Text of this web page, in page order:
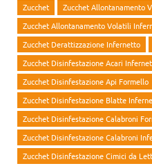
Zucchet
Zucchet Allontanamento
Zucchet Allontanamento Volatili
Zucchet Derattizzazione Infernetto
Zucchet Disinfestazione Acari
Zucchet Disinfestazione Api Formello
Zucchet Disinfestazione Blatte
Zucchet Disinfestazione Calabroni
Zucchet Disinfestazione Calabroni
Zucchet Disinfestazione Cimici da